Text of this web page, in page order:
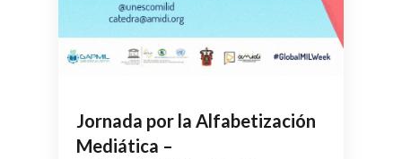
Jornada por la Alfabetización
Mediática –